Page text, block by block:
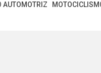
AUTOMOTRIZ